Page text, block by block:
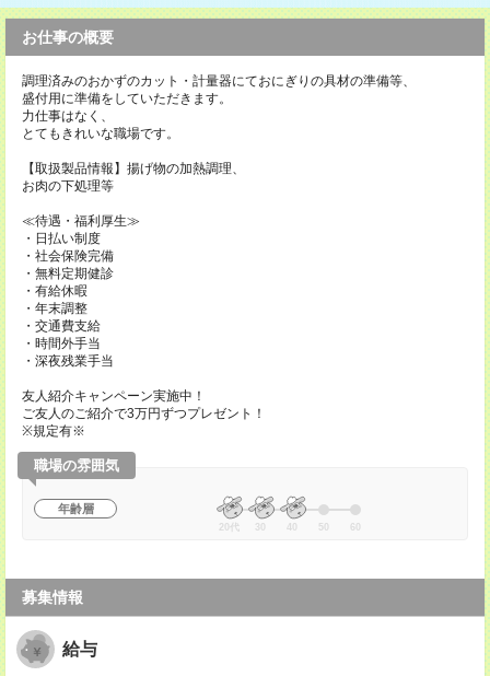
お仕事の概要
調理済みのおかずのカット・計量器にておにぎりの具材の準備等、
盛付用に準備をしていただきます。
力仕事はなく、
とてもきれいな職場です。
【取扱製品情報】揚げ物の加熱調理、
お肉の下処理等
≪待遇・福利厚生≫
・日払い制度
・社会保険完備
・無料定期健診
・有給休暇
・年末調整
・交通費支給
・時間外手当
・深夜残業手当
友人紹介キャンペーン実施中！
ご友人のご紹介で3万円ずつプレゼント！
※規定有※
職場の雰囲気
年齢層
20代 30 40 50 60
募集情報
給与